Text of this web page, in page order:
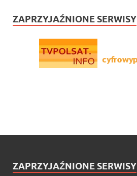
ZAPRZYJAŹNIONE SERWISY
ZAPRZYJAŹNIONE SERWISY